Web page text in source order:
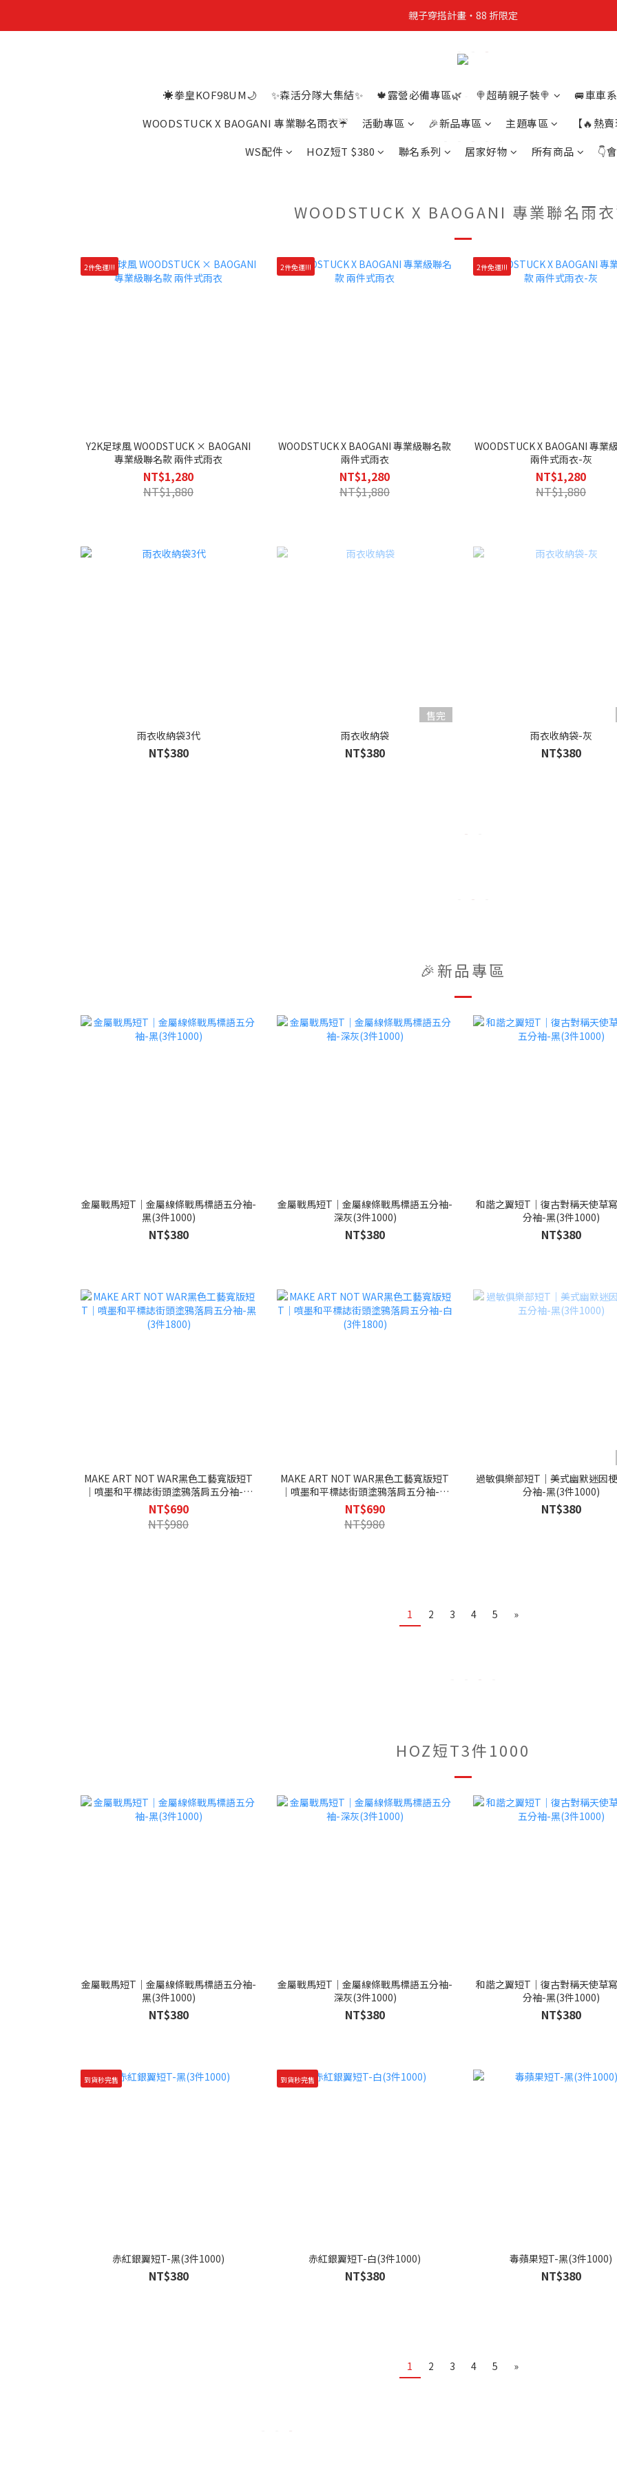
親子穿搭計畫・88 折限定
買4件短T送雨傘☂️！【這把傘，大概率不是你在撐☂️】
親子穿搭計畫・88 折限定
☀️拳皇KOF98UM🌙 ✨森活分隊大集結✨ 🍁露營必備專區🌿 🍭超萌親子裝🍭
🚐車車
WOODSTUCK X BAOGANI 專業聯名雨衣☔
活動專區 🎉新品專區 主題專區
【🔥熱
WS配件
HOZ短T $380 聯名系列 居家好物 所有商品 👇
WOODSTUCK X BAOGANI 專業聯名雨
2件免運!!!
Y2K足球風 WOODSTUCK × BAOGANI
專業級聯名款 兩件式雨衣
NT$1,280
NT$1,880
2件免運!!!
WOODSTUCK X BAOGANI 專業級聯名款
兩件式雨衣
NT$1,280
NT$1,880
2件免運!!!
WOODSTUCK X BAOGANI 專業
兩件式雨衣-灰
NT$1,280
NT$1,880
雨衣收納袋3代
NT$380
售完
雨衣收納袋
NT$380
雨衣收納袋-灰
NT$380
🎉新品專區
金屬戰馬短T｜金屬線條戰馬標語五分袖-
黑(3件1000)
NT$380
金屬戰馬短T｜金屬線條戰馬標語五分袖-
深灰(3件1000)
NT$380
和諧之翼短T｜復古對稱天使草
分袖-黑(3件1000)
NT$380
MAKE ART NOT WAR黑色工藝寬版短T
｜噴墨和平標誌街頭塗鴉落肩五分袖-黑
(3件1800)
NT$690
NT$980
MAKE ART NOT WAR黑色工藝寬版短T
｜噴墨和平標誌街頭塗鴉落肩五分袖-白
(3件1800)
NT$690
NT$980
過敏俱樂部短T｜美式幽默迷因
分袖-黑(3件1000)
NT$380
1 2 3 4 5 »
HOZ短T3件1000
金屬戰馬短T｜金屬線條戰馬標語五分袖-
黑(3件1000)
NT$380
金屬戰馬短T｜金屬線條戰馬標語五分袖-
深灰(3件1000)
NT$380
和諧之翼短T｜復古對稱天使草
分袖-黑(3件1000)
NT$380
到貨秒完售
赤紅銀翼短T-黑(3件1000)
NT$380
到貨秒完售
赤紅銀翼短T-白(3件1000)
NT$380
毒蘋果短T-黑(3件1000)
NT$380
1 2 3 4 5 »